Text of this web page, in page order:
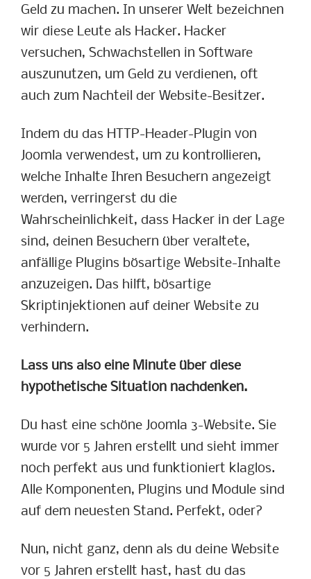
Geld zu machen. In unserer Welt bezeichnen
wir diese Leute als Hacker. Hacker
versuchen, Schwachstellen in Software
auszunutzen, um Geld zu verdienen, oft
auch zum Nachteil der Website-Besitzer.
Indem du das HTTP-Header-Plugin von
Joomla verwendest, um zu kontrollieren,
welche Inhalte Ihren Besuchern angezeigt
werden, verringerst du die
Wahrscheinlichkeit, dass Hacker in der Lage
sind, deinen Besuchern über veraltete,
anfällige Plugins bösartige Website-Inhalte
anzuzeigen. Das hilft, bösartige
Skriptinjektionen auf deiner Website zu
verhindern.
Lass uns also eine Minute über diese
hypothetische Situation nachdenken.
Du hast eine schöne Joomla 3-Website. Sie
wurde vor 5 Jahren erstellt und sieht immer
noch perfekt aus und funktioniert klaglos.
Alle Komponenten, Plugins und Module sind
auf dem neuesten Stand. Perfekt, oder?
Nun, nicht ganz, denn als du deine Website
vor 5 Jahren erstellt hast, hast du das